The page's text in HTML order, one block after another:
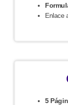
Enlace
5